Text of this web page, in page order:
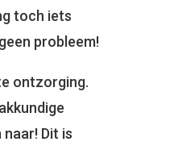
toch iets
probleem!
ontzorging.
Dit is